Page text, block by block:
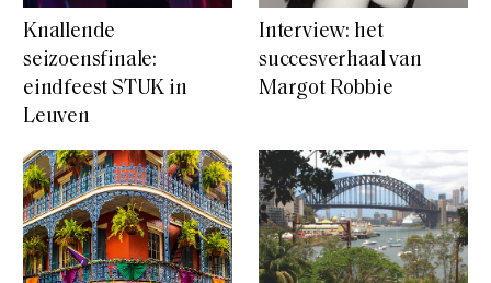
Knallende
seizoensfinale:
eindfeest STUK in
Leuven
Interview: het
succesverhaal van
Margot Robbie